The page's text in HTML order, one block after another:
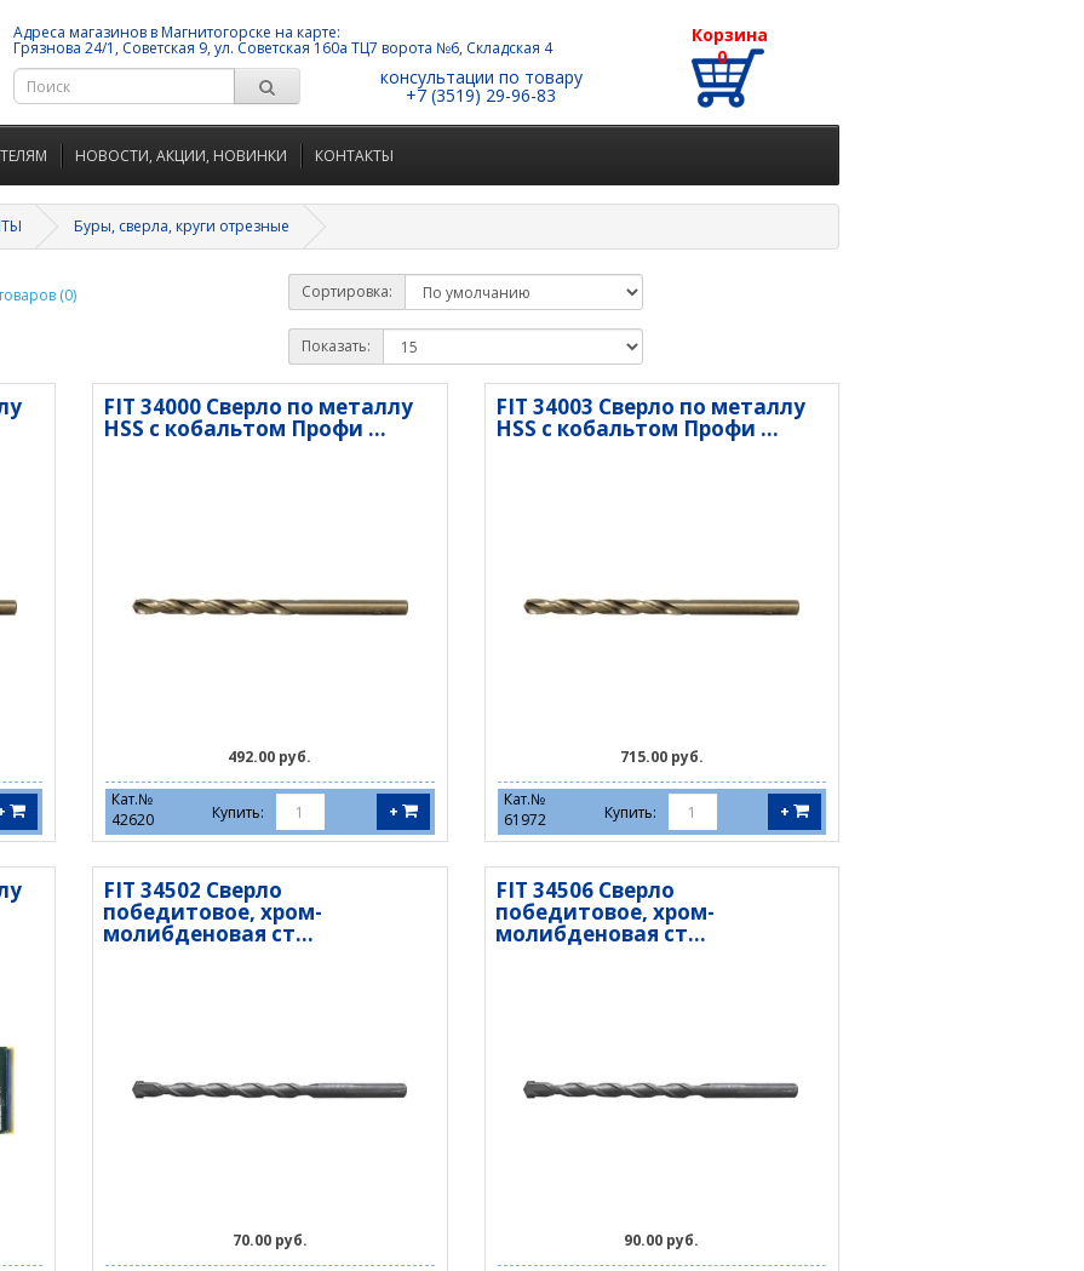
Адреса магазинов в Магнитогорске на карте:
Грязнова 24/1, Советская 9, ул. Советская 160а ТЦ7 ворота №6, Складская 4
консультации по товару
+7 (3519) 29-96-83
Корзина
0
НОВОСТИ, АКЦИИ, НОВИНКИ КОНТАКТЫ
Буры, сверла, круги отрезные
(0) Сортировка:
Показать:
FIT 34000 Сверло по металлу
HSS с кобальтом Профи ...
492.00 руб.
Кат.№
42620
Купить: +
FIT 34003 Сверло по металлу
HSS с кобальтом Профи ...
715.00 руб.
Кат.№
61972
Купить: +
FIT 34502 Сверло
победитовое, хром-
молибденовая ст...
70.00 руб.
FIT 34506 Сверло
победитовое, хром-
молибденовая ст...
90.00 руб.